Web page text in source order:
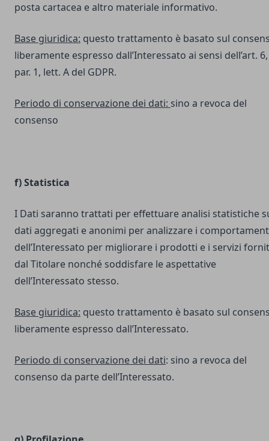
posta cartacea e altro materiale informativo.
Base giuridica: questo trattamento è basato sul
liberamente espresso dall’Interessato ai sensi dell’art. 6,
par. 1, lett. A del GDPR.
Periodo di conservazione dei dati: sino a revoca del
consenso
f) Statistica
I Dati saranno trattati per effettuare analisi statistiche
dati aggregati e anonimi per analizzare i
dell’Interessato per migliorare i prodotti e i servizi
dal Titolare nonché soddisfare le aspettative
dell’Interessato stesso.
Base giuridica: questo trattamento è basato sul
liberamente espresso dall’Interessato.
Periodo di conservazione dei dati: sino a revoca del
consenso da parte dell’Interessato.